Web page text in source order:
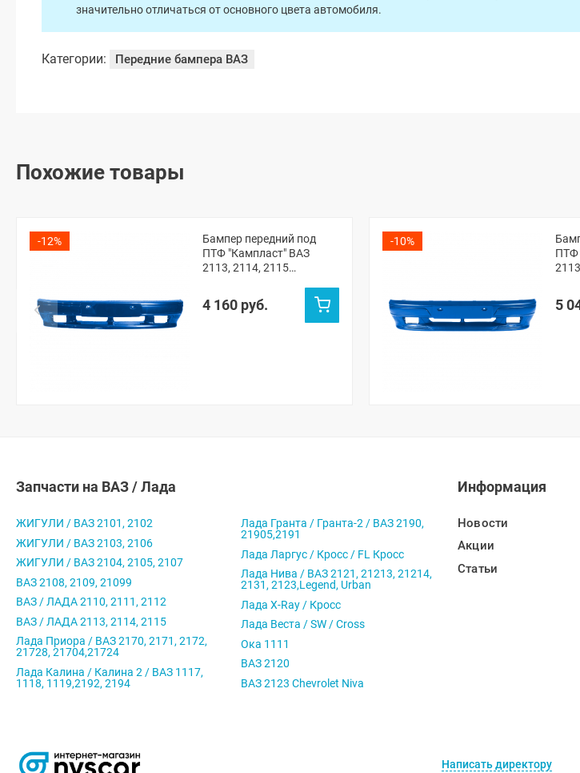
значительно отличаться от основного цвета автомобиля.
Категории: Передние бампера ВАЗ
Похожие товары
-12%
Бампер передний под
ПТФ "Кампласт" ВАЗ
2113, 2114, 2115
4 160 руб.
-10%
ПТФ
5
Запчасти на ВАЗ / Лада
ЖИГУЛИ / ВАЗ 2101, 2102
ЖИГУЛИ / ВАЗ 2103, 2106
ЖИГУЛИ / ВАЗ 2104, 2105, 2107
ВАЗ 2108, 2109, 21099
ВАЗ / ЛАДА 2110, 2111, 2112
ВАЗ / ЛАДА 2113, 2114, 2115
Лада Приора / ВАЗ 2170, 2171, 2172,
21728, 21704,21724
Лада Калина / Калина 2 / ВАЗ 1117,
1118, 1119,2192, 2194
Лада Гранта / Гранта-2 / ВАЗ 2190,
21905,2191
Лада Ларгус / Кросс / FL Кросс
Лада Нива / ВАЗ 2121, 21213, 21214,
2131, 2123,Legend, Urban
Лада X-Ray / Кросс
Лада Веста / SW / Cross
Ока 1111
ВАЗ 2120
ВАЗ 2123 Chevrolet Niva
Информация
Новости
Акции
Статьи
Написать директору